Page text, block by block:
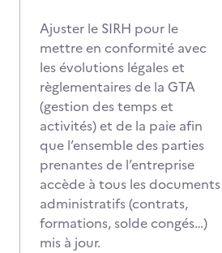
Ajuster le SIRH pour le
mettre en conformité avec
les évolutions légales et
règlementaires de la GTA
(gestion des temps et
activités) et de la paie afin
que l’ensemble des parties
prenantes de l’entreprise
accède à tous les documents
administratifs (contrats,
formations, solde congés…)
mis à jour.